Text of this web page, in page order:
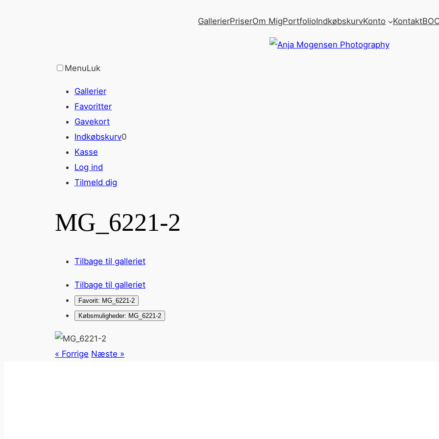
GallerierPriserOm MigPortfolioIndkøbskurvKonto Kontakt
MenuLuk
Gallerier
Favoritter
Gavekort
Indkøbskurv0
Kasse
Log ind
Tilmeld dig
MG_6221-2
Tilbage til galleriet
Tilbage til galleriet
Favorit: MG_6221-2
Købsmuligheder: MG_6221-2
« Forrige Næste »